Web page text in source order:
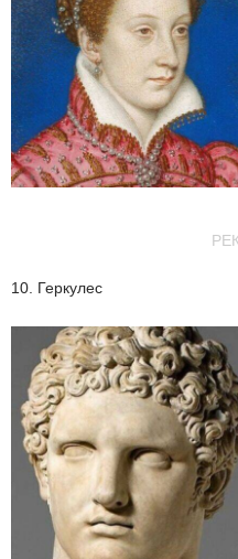
10. Геркулес